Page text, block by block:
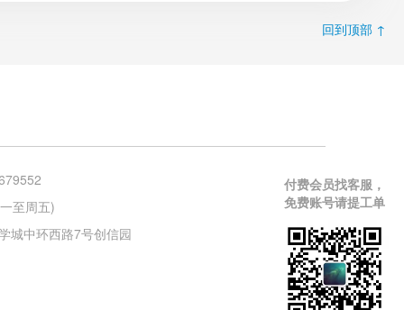
回到顶部 ↑
至周五)
城中环西路7号创信园
付费会员找客服，
免费账号请提工单